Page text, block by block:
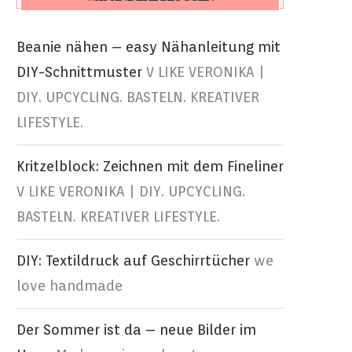
Beanie nähen – easy Nähanleitung mit
DIY-Schnittmuster V LIKE VERONIKA |
DIY. UPCYCLING. BASTELN. KREATIVER
LIFESTYLE.
Kritzelblock: Zeichnen mit dem Fineliner
V LIKE VERONIKA | DIY. UPCYCLING.
BASTELN. KREATIVER LIFESTYLE.
DIY: Textildruck auf Geschirrtücher we
love handmade
Der Sommer ist da – neue Bilder im